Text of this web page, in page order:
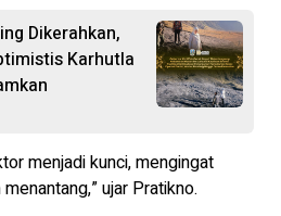
Dikerahkan,
Karhutla
menjadi kunci, mengingat
ujar Pratikno.